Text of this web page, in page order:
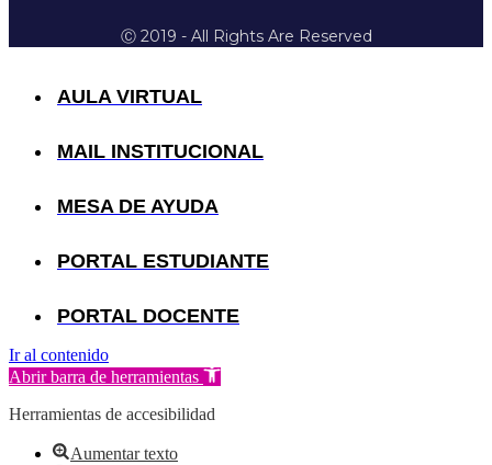
Ⓒ 2019 - All Rights Are Reserved
AULA VIRTUAL
MAIL INSTITUCIONAL
MESA DE AYUDA
PORTAL ESTUDIANTE
PORTAL DOCENTE
Ir al contenido
Abrir barra de herramientas
Herramientas de accesibilidad
Aumentar texto